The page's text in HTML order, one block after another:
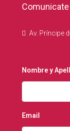
Av. Príncipe
Nombre y
Email